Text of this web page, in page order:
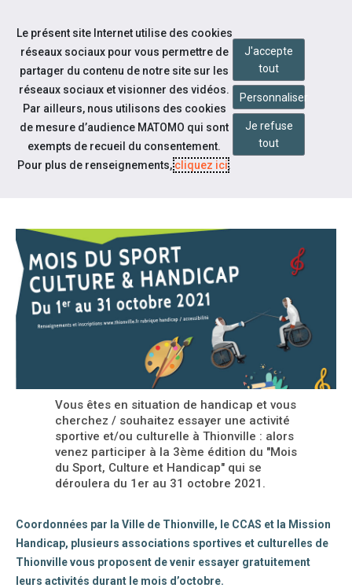
Aller au contenu
Nos actualités
MOIS DU SPORT CULTURE &
Vous êtes en situation de handicap et vous
cherchez / souhaitez essayer une activité
sportive et/ou culturelle à Thionville : alors
venez participer à la 3ème édition du "Mois
du Sport, Culture et Handicap" qui se
déroulera du 1er au 31 octobre 2021.
Coordonnées par la Ville de Thionville, le CCAS et la Mission
Handicap, plusieurs associations sportives et culturelles de
Thionville vous proposent de venir essayer gratuitement
leurs activités durant le mois d’octobre.
Le présent site Internet utilise des cookies
réseaux sociaux pour vous permettre de
partager du contenu de notre site sur les
réseaux sociaux et visionner des vidéos.
Par ailleurs, nous utilisons des cookies
de mesure d’audience MATOMO qui sont
exempts de recueil du consentement.
Pour plus de renseignements,cliquez ici.
J'accepte
tout
Personnaliser
Je refuse
tout